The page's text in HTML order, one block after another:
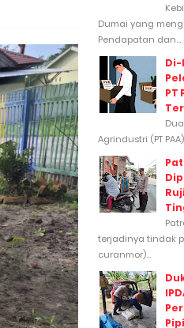
Dumai yang
Pendapatan dan...
Di-
PT
Agrindustri (PT
terjadinya tindak
curanmor)...